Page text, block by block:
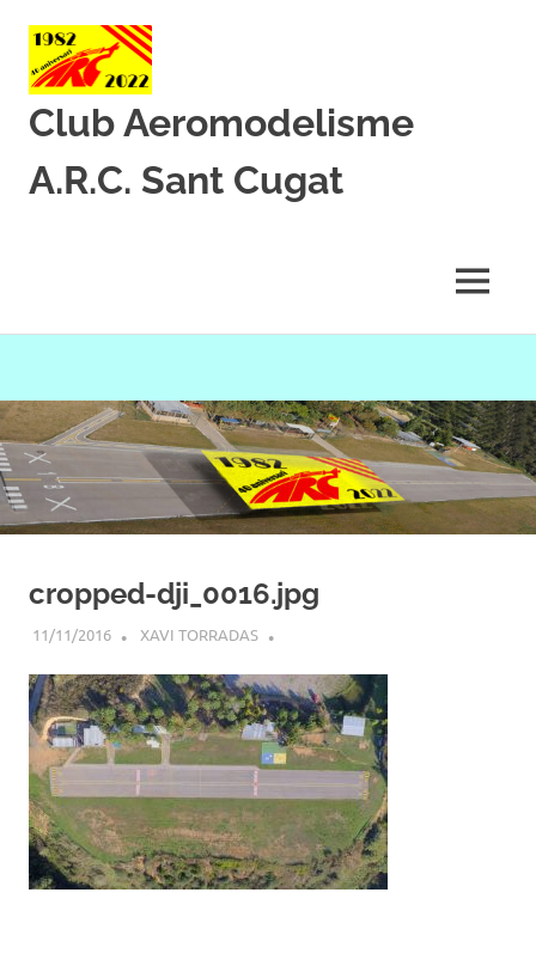
Skip
to
content
Club Aeromodelisme
A.R.C. Sant Cugat
MENU
cropped-dji_0016.jpg
11/11/2016 XAVI TORRADAS